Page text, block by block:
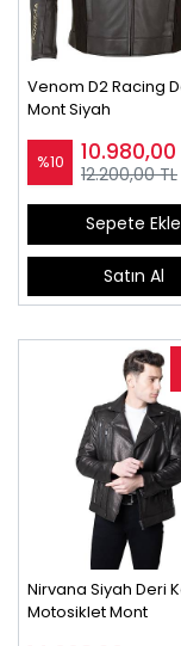
Venom D2 Racing
Mont Siyah
%10 10.980,00
12.200,00 TL
Sepete Ekle
Satın Al
Nirvana Siyah Deri
Motosiklet Mont